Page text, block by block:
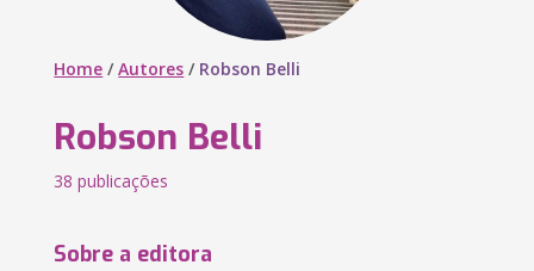
Home /Autores / Robson Belli
Robson Belli
38 publicações
Sobre a editora